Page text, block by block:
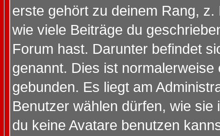
erste gehört zu deinem Rang,
wie viele Beiträge du
Forum hast. Darunter befindet
genannt. Dies ist
gebunden. Es liegt am
Benutzer wählen dürfen, wie
du keine Avatare benutzen